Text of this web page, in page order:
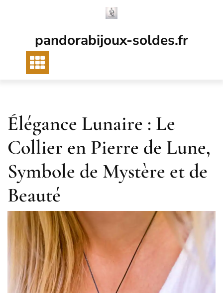
pandorabijoux-soldes.fr
Élégance Lunaire : Le
Collier en Pierre de Lune,
Symbole de Mystère et de
Beauté